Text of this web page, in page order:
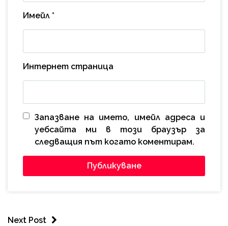
Имейл *
Интернет страница
Запазване на името, имейл адреса и
уебсайта ми в този браузър за
следващия път когато коментирам.
Next Post